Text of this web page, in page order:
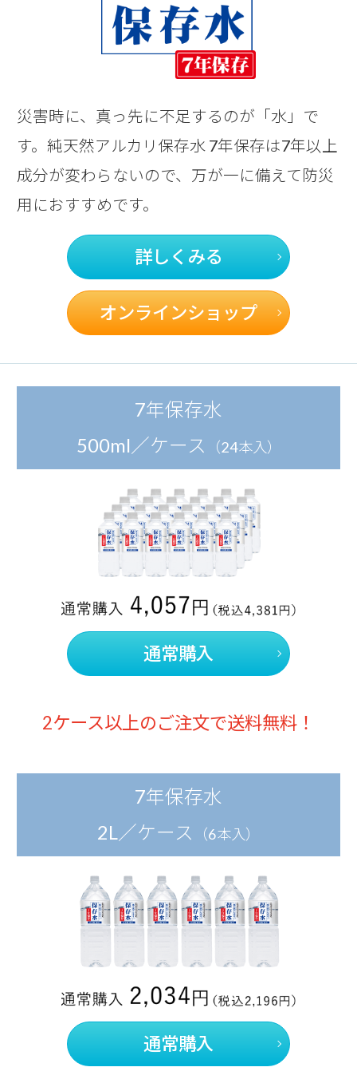
災害時に、真っ先に不足するのが「水」で
す。 純天然アルカリ保存水 7年保存は7年以上
成分が変わらないので、 万が一に備えて防災
用におすすめです。
詳しくみる
オンラインショップ
7年保存水
500ml／ケース
（24本入）
通常購入
2ケース以上のご注文で送料無料！
7年保存水
2L／ケース
（6本入）
通常購入